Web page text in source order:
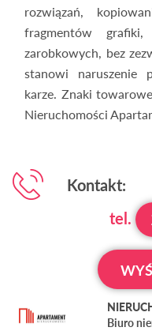
rozwiązań,
fragmentów
zarobkowych, bez
stanowi naruszenie
karze. Znaki
Nieruchomości
Kontakt:
tel.
Biuro